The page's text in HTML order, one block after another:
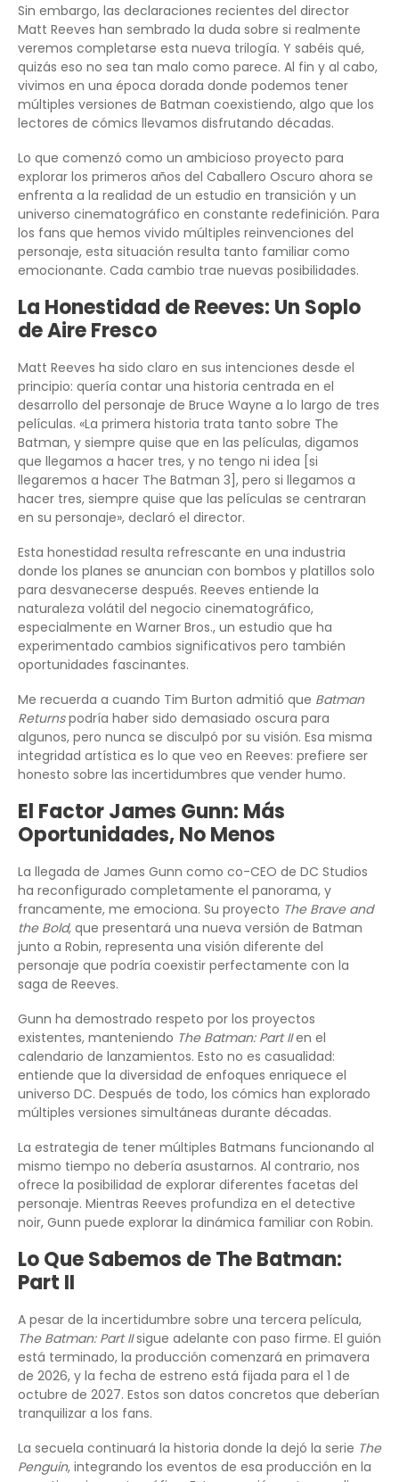
Sin embargo, las declaraciones recientes del director
Matt Reeves han sembrado la duda sobre si realmente
veremos completarse esta nueva trilogía. Y sabéis qué,
quizás eso no sea tan malo como parece. Al fin y al cabo,
vivimos en una época dorada donde podemos tener
múltiples versiones de Batman coexistiendo, algo que los
lectores de cómics llevamos disfrutando décadas.
Lo que comenzó como un ambicioso proyecto para
explorar los primeros años del Caballero Oscuro ahora se
enfrenta a la realidad de un estudio en transición y un
universo cinematográfico en constante redefinición. Para
los fans que hemos vivido múltiples reinvenciones del
personaje, esta situación resulta tanto familiar como
emocionante. Cada cambio trae nuevas posibilidades.
La Honestidad de Reeves: Un Soplo
de Aire Fresco
Matt Reeves ha sido claro en sus intenciones desde el
principio: quería contar una historia centrada en el
desarrollo del personaje de Bruce Wayne a lo largo de tres
películas. «La primera historia trata tanto sobre The
Batman, y siempre quise que en las películas, digamos
que llegamos a hacer tres, y no tengo ni idea [si
llegaremos a hacer The Batman 3], pero si llegamos a
hacer tres, siempre quise que las películas se centraran
en su personaje», declaró el director.
Esta honestidad resulta refrescante en una industria
donde los planes se anuncian con bombos y platillos solo
para desvanecerse después. Reeves entiende la
naturaleza volátil del negocio cinematográfico,
especialmente en Warner Bros., un estudio que ha
experimentado cambios significativos pero también
oportunidades fascinantes.
Me recuerda a cuando Tim Burton admitió que Batman
Returnspodría haber sido demasiado oscura para
algunos, pero nunca se disculpó por su visión. Esa misma
integridad artística es lo que veo en Reeves: prefiere ser
honesto sobre las incertidumbres que vender humo.
El Factor James Gunn: Más
Oportunidades, No Menos
La llegada de James Gunn como co-CEO de DC Studios
ha reconfigurado completamente el panorama, y
francamente, me emociona. Su proyecto The Brave and
the Bold, que presentará una nueva versión de Batman
junto a Robin, representa una visión diferente del
personaje que podría coexistir perfectamente con la
saga de Reeves.
Gunn ha demostrado respeto por los proyectos
existentes, manteniendo The Batman: Part IIen el
calendario de lanzamientos. Esto no es casualidad:
entiende que la diversidad de enfoques enriquece el
universo DC. Después de todo, los cómics han explorado
múltiples versiones simultáneas durante décadas.
La estrategia de tener múltiples Batmans funcionando al
mismo tiempo no debería asustarnos. Al contrario, nos
ofrece la posibilidad de explorar diferentes facetas del
personaje. Mientras Reeves profundiza en el detective
noir, Gunn puede explorar la dinámica familiar con Robin.
Lo Que Sabemos de The Batman:
Part II
A pesar de la incertidumbre sobre una tercera película,
The Batman: Part IIsigue adelante con paso firme. El guión
está terminado, la producción comenzará en primavera
de 2026, y la fecha de estreno está fijada para el 1 de
octubre de 2027. Estos son datos concretos que deberían
tranquilizar a los fans.
La secuela continuará la historia donde la dejó la serie The
Penguin, integrando los eventos de esa producción en la